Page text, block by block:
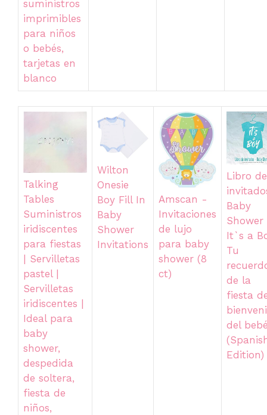
suministros
imprimibles
para niños
o bebés,
tarjetas en
blanco
Talking
Tables
Suministros
iridiscentes
para fiestas
| Servilletas
pastel |
Servilletas
iridiscentes |
Ideal para
baby
shower,
despedida
de soltera,
fiesta de
niños,
Wilton
Onesie
Boy Fill In
Baby
Shower
Invitations
Amscan -
Invitaciones
de lujo
para baby
shower (8
ct)
Libro de
Baby
It`s a
Tu
de la
fiesta
del
Edition)